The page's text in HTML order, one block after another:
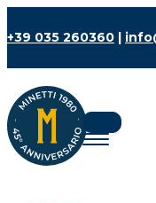
+39 035 260360 |